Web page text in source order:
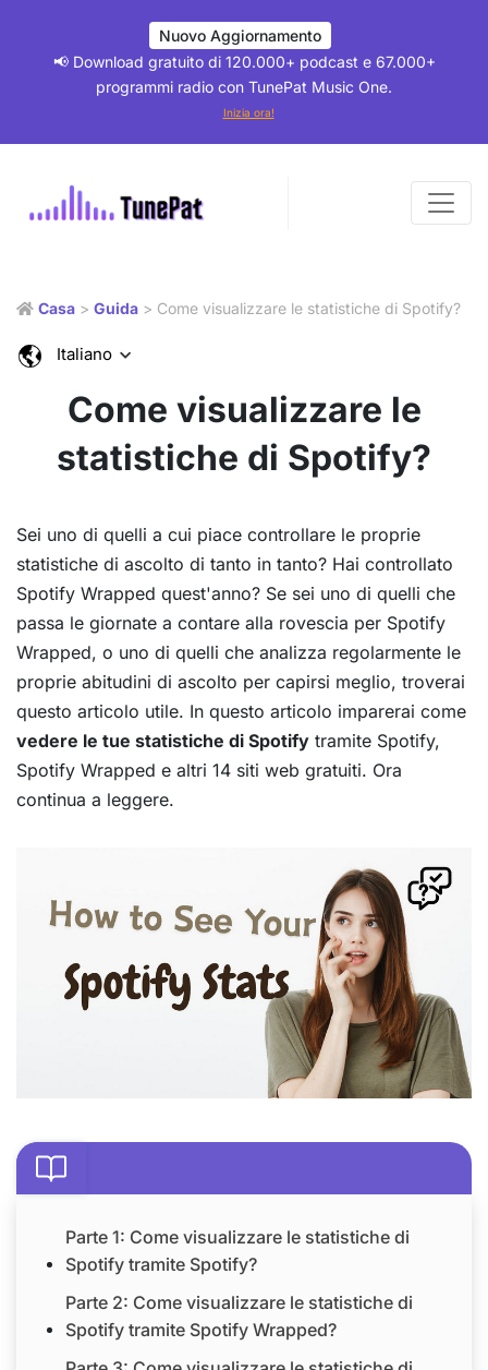
Nuovo Aggiornamento
📢 Download gratuito di 120.000+ podcast e 67.000+
programmi radio con TunePat Music One.
Inizia ora!
Casa > Guida > Come visualizzare le statistiche di Spotify?
Italiano
Come visualizzare le
statistiche di Spotify?
Sei uno di quelli a cui piace controllare le proprie
statistiche di ascolto di tanto in tanto? Hai controllato
Spotify Wrapped quest'anno? Se sei uno di quelli che
passa le giornate a contare alla rovescia per Spotify
Wrapped, o uno di quelli che analizza regolarmente le
proprie abitudini di ascolto per capirsi meglio, troverai
questo articolo utile. In questo articolo imparerai come
vedere le tue statistiche di Spotify tramite Spotify,
Spotify Wrapped e altri 14 siti web gratuiti. Ora
continua a leggere.
Parte 1: Come visualizzare le statistiche di
Spotify tramite Spotify?
Parte 2: Come visualizzare le statistiche di
Spotify tramite Spotify Wrapped?